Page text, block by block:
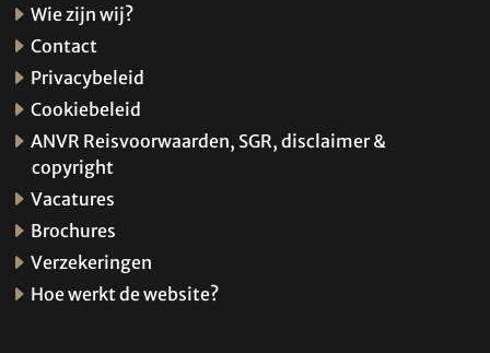
Wie zijn wij?
Contact
Privacybeleid
Cookiebeleid
ANVR Reisvoorwaarden, SGR, disclaimer &
copyright
Vacatures
Brochures
Verzekeringen
Hoe werkt de website?